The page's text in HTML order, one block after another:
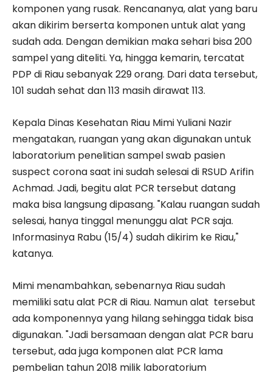
komponen yang rusak. Rencananya, alat yang baru
akan dikirim berserta komponen untuk alat yang
sudah ada. Dengan demikian maka sehari bisa 200
sampel yang diteliti. Ya, hingga kemarin, tercatat
PDP di Riau sebanyak 229 orang. Dari data tersebut,
101 sudah sehat dan 113 masih dirawat 113.
Kepala Dinas Kesehatan Riau Mimi Yuliani Nazir
mengatakan, ruangan yang akan digunakan untuk
laboratorium penelitian sampel swab pasien
suspect corona saat ini sudah selesai di RSUD Arifin
Achmad. Jadi, begitu alat PCR tersebut datang
maka bisa langsung dipasang. "Kalau ruangan sudah
selesai, hanya tinggal menunggu alat PCR saja.
Informasinya Rabu (15/4) sudah dikirim ke Riau,"
katanya.
Mimi menambahkan, sebenarnya Riau sudah
memiliki satu alat PCR di Riau. Namun alat tersebut
ada komponennya yang hilang sehingga tidak bisa
digunakan. "Jadi bersamaan dengan alat PCR baru
tersebut, ada juga komponen alat PCR lama
pembelian tahun 2018 milik laboratorium